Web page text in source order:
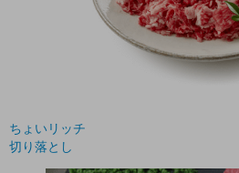
ちょいリッチ
切り落とし